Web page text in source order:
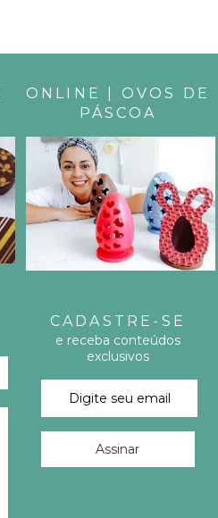
ONLINE | OVOS DE
PÁSCOA
CADASTRE-SE
e receba conteúdos
exclusivos